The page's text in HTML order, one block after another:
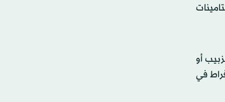
أو
في